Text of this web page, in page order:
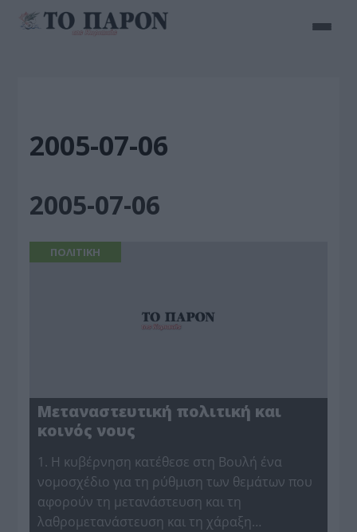
2005-07-06
2005-07-06
ΠΟΛΙΤΙΚΗ
Μεταναστευτική πολιτική και
κοινός νους
1. Η κυβέρνηση κατέθεσε στη Βουλή ένα
νομοσχέδιο για τη ρύθμιση των θεμάτων που
αφορούν τη μετανάστευση και τη
λαθρομετανάστευση και τη χάραξη…